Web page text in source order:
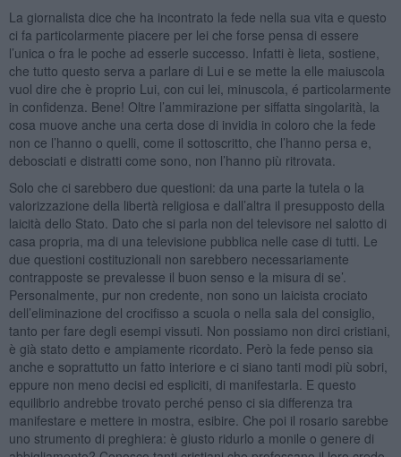
La giornalista dice che ha incontrato la fede nella sua vita e questo
ci fa particolarmente piacere per lei che forse pensa di essere
l’unica o fra le poche ad esserle successo. Infatti è lieta, sostiene,
che tutto questo serva a parlare di Lui e se mette la elle maiuscola
vuol dire che è proprio Lui, con cui lei, minuscola, é particolarmente
in confidenza. Bene! Oltre l’ammirazione per siffatta singolarità, la
cosa muove anche una certa dose di invidia in coloro che la fede
non ce l’hanno o quelli, come il sottoscritto, che l’hanno persa e,
debosciati e distratti come sono, non l’hanno più ritrovata.
Solo che ci sarebbero due questioni: da una parte la tutela o la
valorizzazione della libertà religiosa e dall’altra il presupposto della
laicità dello Stato. Dato che si parla non del televisore nel salotto di
casa propria, ma di una televisione pubblica nelle case di tutti. Le
due questioni costituzionali non sarebbero necessariamente
contrapposte se prevalesse il buon senso e la misura di se’.
Personalmente, pur non credente, non sono un laicista crociato
dell’eliminazione del crocifisso a scuola o nella sala del consiglio,
tanto per fare degli esempi vissuti. Non possiamo non dirci cristiani,
è già stato detto e ampiamente ricordato. Però la fede penso sia
anche e soprattutto un fatto interiore e ci siano tanti modi più sobri,
eppure non meno decisi ed espliciti, di manifestarla. E questo
equilibrio andrebbe trovato perché penso ci sia differenza tra
manifestare e mettere in mostra, esibire. Che poi il rosario sarebbe
uno strumento di preghiera: è giusto ridurlo a monile o genere di